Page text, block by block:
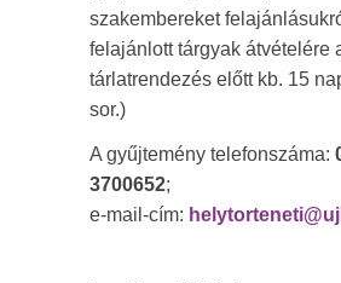
szakembereket
felajánlott tárgyak átvételére
tárlatrendezés előtt kb. 15
sor.)
A gyűjtemény telefonszáma:
3700652;
e-mail-cím: